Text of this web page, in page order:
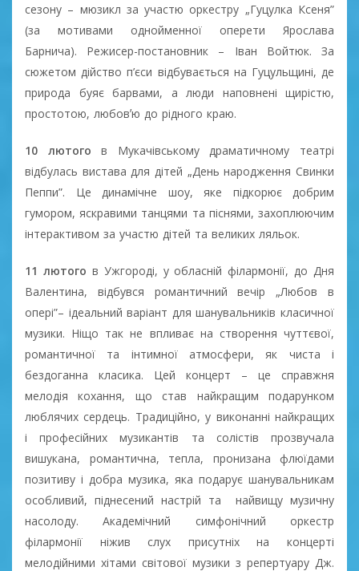
сезону – мюзикл за участю оркестру „Гуцулка Ксеня”
(за мотивами однойменної оперети Ярослава
Барнича). Режисер-постановник – Іван Войтюк. За
сюжетом дійство п’єси відбувається на Гуцульщині, де
природа буяє барвами, а люди наповнені щирістю,
простотою, любовʼю до рідного краю.
10 лютого в Мукачівському драматичному театрі
відбулась вистава для дітей „День народження Свинки
Пеппи”. Це динамічне шоу, яке підкорює добрим
гумором, яскравими танцями та піснями, захоплюючим
інтерактивом за участю дітей та великих ляльок.
11 лютого в Ужгороді, у обласній філармонії, до Дня
Валентина, відбувся романтичний вечір „Любов в
опері”– ідеальний варіант для шанувальників класичної
музики. Ніщо так не впливає на створення чуттєвої,
романтичної та інтимної атмосфери, як чиста і
бездоганна класика. Цей концерт – це справжня
мелодія кохання, що став найкращим подарунком
люблячих сердець. Традиційно, у виконанні найкращих
і професійних музикантів та солістів прозвучала
вишукана, романтична, тепла, пронизана флюїдами
позитиву і добра музика, яка подарує шанувальникам
особливий, піднесений настрій та найвищу музичну
насолоду. Академічний симфонічний оркестр
філармонії ніжив слух присутніх на концерті
мелодійними хітами світової музики з репертуару Дж.